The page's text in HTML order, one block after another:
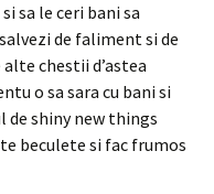
sa le ceri bani sa
de faliment si de
chestii d’astea
o sa sara cu bani si
shiny new things
beculete si fac frumos